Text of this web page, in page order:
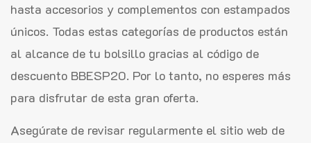
hasta accesorios y complementos con estampados
únicos. Todas estas categorías de productos están
al alcance de tu bolsillo gracias al código de
descuento BBESP20. Por lo tanto, no esperes más
para disfrutar de esta gran oferta.
Asegúrate de revisar regularmente el sitio web de